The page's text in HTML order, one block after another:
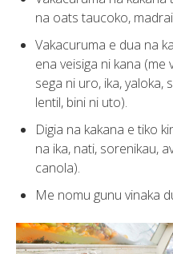
na oats taucoko,
Vakacuruma e dua na
ena veisiga ni kana
sega ni uro, ika, yaloka,
lentil, bini ni uto).
Digia na kakana e tiko
na ika, nati, sorenikau,
canola).
Me nomu gunu vinaka